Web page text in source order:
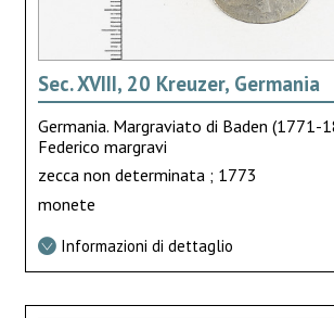
Sec. XVIII, 20 Kreuzer, Germania
Germania. Margraviato di Baden (1771-
Federico margravi
zecca non determinata ; 1773
monete
Informazioni di dettaglio